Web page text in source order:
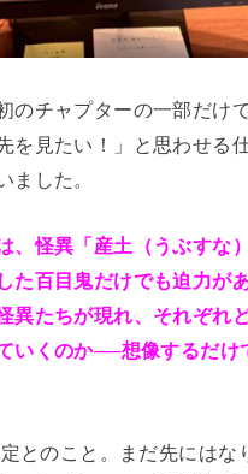
のチャプターの一部だけ
を見たい！」と思わせる
ました。
、怪異「産土（うぶすな
た百目鬼だけでも迫力が
異たちが現れ、それぞれ
いくのか──想像するだけ
とのこと。まだ先にはな